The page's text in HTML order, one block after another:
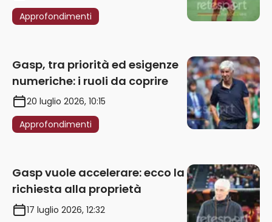
Approfondimenti
Gasp, tra priorità ed esigenze
numeriche: i ruoli da coprire
20 luglio 2026, 10:15
Approfondimenti
Gasp vuole accelerare: ecco la
richiesta alla proprietà
17 luglio 2026, 12:32